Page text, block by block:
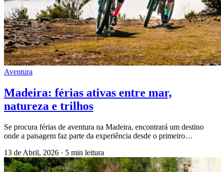
Aventura
Madeira: férias ativas entre mar,
natureza e trilhos
Se procura férias de aventura na Madeira, encontrará um destino
onde a paisagem faz parte da experiência desde o primeiro…
13 de Abril, 2026 · 5 min leitura